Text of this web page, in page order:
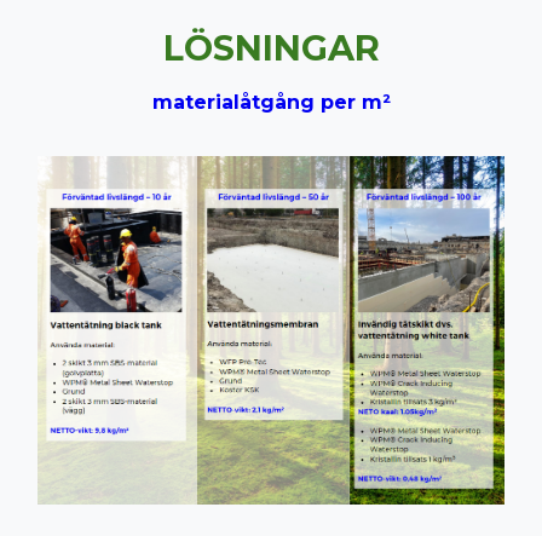
LÖSNINGAR
materialåtgång per m²